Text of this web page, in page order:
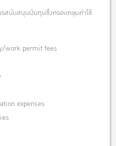
รสนับสนุนเงินทุนซึ่งครอบคลุมค่าใช้
work permit fees
expenses